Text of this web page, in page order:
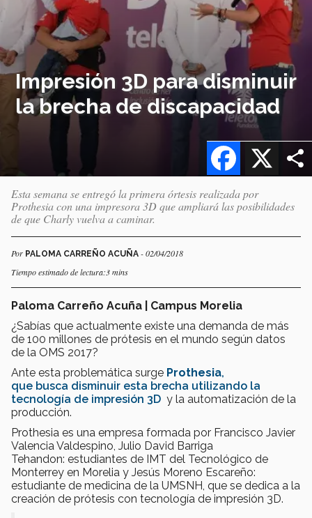
Impresión 3D para disminuir
la brecha de discapacidad
X
Facebook
Esta semana se entregó la primera órtesis realizada por
Prothesia con una impresora 3D que ampliará las posibilidades
de que Charly vuelva a caminar.
Por PALOMA CARREÑO ACUÑA - 02/04/2018
Tiempo estimado de lectura:3 mins
Paloma Carreño Acuña | Campus Morelia
¿Sabías que actualmente existe una demanda de más
de 100 millones de prótesis en el mundo según datos
de la OMS 2017?
Ante esta problemática surge Prothesia,
que busca disminuir esta brecha utilizando la
tecnología de impresión 3D y la automatización de la
producción.
Prothesia es una empresa formada por Francisco Javier
Valencia Valdespino, Julio David Barriga
Tehandon: estudiantes de IMT del Tecnológico de
Monterrey en Morelia y Jesús Moreno Escareño:
estudiante de medicina de la UMSNH, que se dedica a la
creación de prótesis con tecnología de impresión 3D.